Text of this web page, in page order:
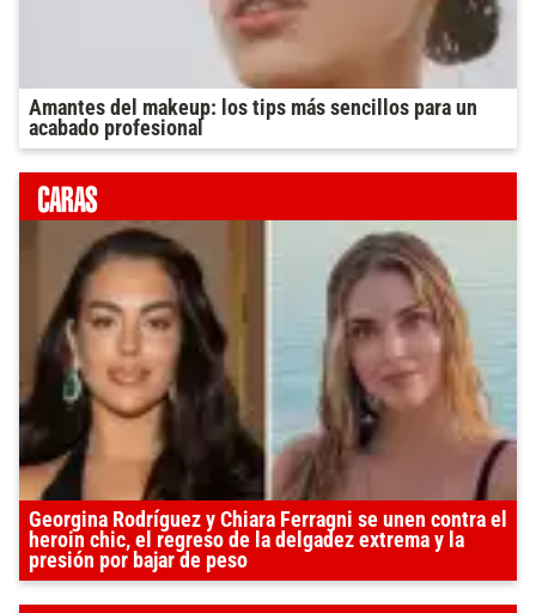
Amantes del makeup: los tips más sencillos para un
acabado profesional
Georgina Rodríguez y Chiara Ferragni se unen contra el
heroin chic, el regreso de la delgadez extrema y la
presión por bajar de peso